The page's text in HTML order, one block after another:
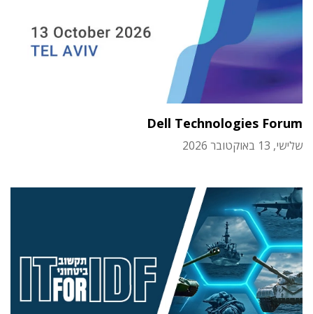
Dell Technologies Forum
שלישי, 13 באוקטובר 2026